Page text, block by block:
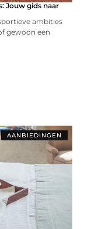
Jouw gids naar
ambities
gewoon een
AANBIEDINGEN